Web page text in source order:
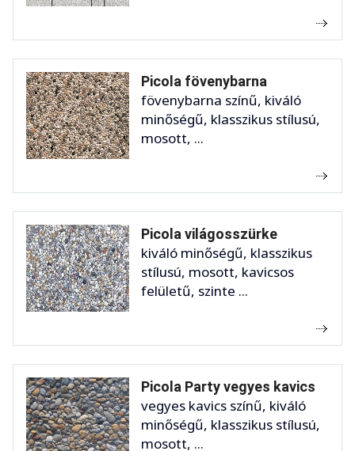
Picola fövenybarna
fövenybarna színű, kiváló
minőségű, klasszikus stílusú,
mosott, ...
Picola világosszürke
kiváló minőségű, klasszikus
stílusú, mosott, kavicsos
felületű, szinte ...
Picola Party vegyes kavics
vegyes kavics színű, kiváló
minőségű, klasszikus stílusú,
mosott, ...